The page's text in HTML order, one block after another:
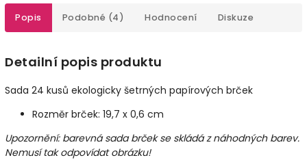
Popis Podobné (4) Hodnocení Diskuze
Detailní popis produktu
Sada 24 kusů ekologicky šetrných papírových brček
Rozměr brček: 19,7 x 0,6 cm
Upozornění: barevná sada brček se skládá z náhodných barev.
Nemusí tak odpovídat obrázku!